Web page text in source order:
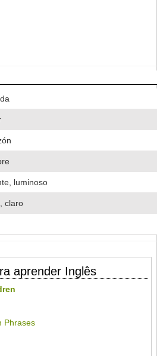
luminoso
claro
aprender Inglês
Phrases